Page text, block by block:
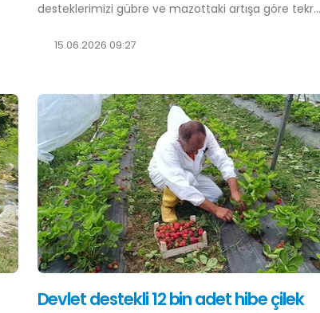
desteklerimizi gübre ve mazottaki artışa göre tekr...
15.06.2026 09:27
Devlet destekli 12 bin adet hibe çilek